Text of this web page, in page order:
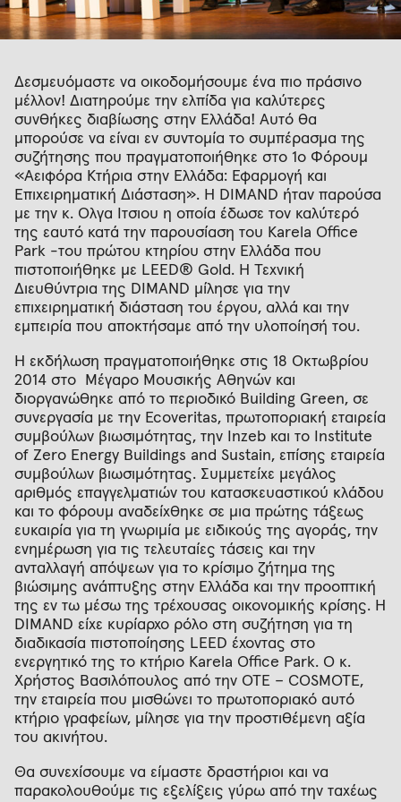
Δεσμευόμαστε να οικοδομήσουμε ένα πιο πράσινο
μέλλον! Διατηρούμε την ελπίδα για καλύτερες
συνθήκες διαβίωσης στην Ελλάδα! Αυτό θα
μπορούσε να είναι εν συντομία το συμπέρασμα της
συζήτησης που πραγματοποιήθηκε στο 1ο Φόρουμ
«Αειφόρα Κτήρια στην Ελλάδα: Εφαρμογή και
Επιχειρηματική Διάσταση». Η DIMAND ήταν παρούσα
με την κ. Όλγα Ίτσιου η οποία έδωσε τον καλύτερό
της εαυτό κατά την παρουσίαση του Karela Office
Park -του πρώτου κτηρίου στην Ελλάδα που
πιστοποιήθηκε με LEED® Gold. Η Τεχνική
Διευθύντρια της DIMAND μίλησε για την
επιχειρηματική διάσταση του έργου, αλλά και την
εμπειρία που αποκτήσαμε από την υλοποίησή του.
Η εκδήλωση πραγματοποιήθηκε στις 18 Οκτωβρίου
2014 στο Μέγαρο Μουσικής Αθηνών και
διοργανώθηκε από το περιοδικό Building Green, σε
συνεργασία με την Ecoveritas, πρωτοποριακή εταιρεία
συμβούλων βιωσιμότητας, την Inzeb και το Institute
of Zero Energy Buildings and Sustain, επίσης εταιρεία
συμβούλων βιωσιμότητας. Συμμετείχε μεγάλος
αριθμός επαγγελματιών του κατασκευαστικού κλάδου
και το φόρουμ αναδείχθηκε σε μια πρώτης τάξεως
ευκαιρία για τη γνωριμία με ειδικούς της αγοράς, την
ενημέρωση για τις τελευταίες τάσεις και την
ανταλλαγή απόψεων για το κρίσιμο ζήτημα της
βιώσιμης ανάπτυξης στην Ελλάδα και την προοπτική
της εν τω μέσω της τρέχουσας οικονομικής κρίσης. Η
DIMAND είχε κυρίαρχο ρόλο στη συζήτηση για τη
διαδικασία πιστοποίησης LEED έχοντας στο
ενεργητικό της το κτήριο Karela Office Park. Ο κ.
Χρήστος Βασιλόπουλος από την ΟΤΕ – COSMOTE,
την εταιρεία που μισθώνει το πρωτοποριακό αυτό
κτήριο γραφείων, μίλησε για την προστιθέμενη αξία
του ακινήτου.
Θα συνεχίσουμε να είμαστε δραστήριοι και να
παρακολουθούμε τις εξελίξεις γύρω από την ταχέως